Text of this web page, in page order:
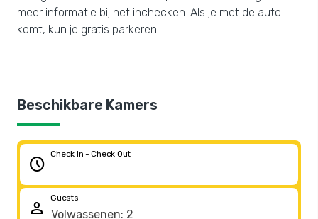
meer informatie bij het inchecken. Als je met de auto
komt, kun je gratis parkeren.
Beschikbare Kamers
schedule
Check In - Check Out
person
Guests